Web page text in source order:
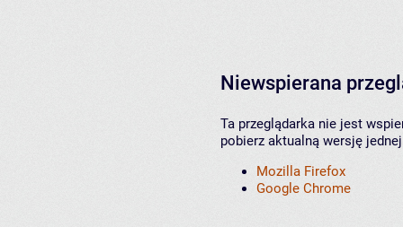
Niewspierana
Ta przeglądarka nie jest
pobierz aktualną wersję
Mozilla Firefox
Google Chrome